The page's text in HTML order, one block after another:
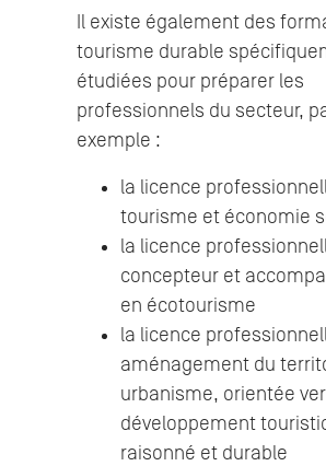
Il existe également des
tourisme durable
étudiées pour préparer les
professionnels du secteur,
exemple :
la licence
tourisme et économie
la licence
concepteur et
en écotourisme
la licence
aménagement du
urbanisme, orientée
développement
raisonné et durable